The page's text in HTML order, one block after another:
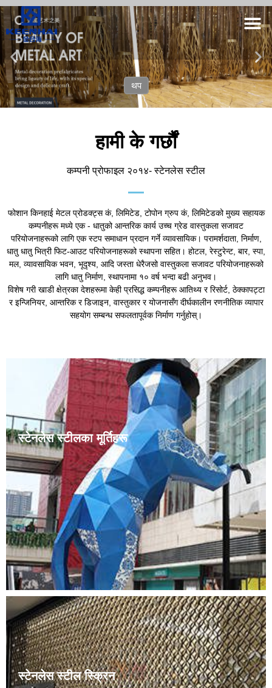
थप
हामी के गर्छौं
कम्पनी प्रोफाइल २०१४- स्टेनलेस स्टील
फोशान किनहाई मेटल प्रोडक्ट्स कं, लिमिटेड, टोपोन ग्रुप कं, लिमिटेडको मुख्य सहायक
कम्पनीहरू मध्ये एक - धातुको आन्तरिक कार्य उच्च ग्रेड वास्तुकला सजावट
परियोजनाहरूको लागि एक स्टप समाधान प्रदान गर्ने व्यावसायिक। परामर्शदाता, निर्माण,
धातु धातु भित्री फिट-आउट परियोजनाहरूको स्थापना सहित। होटल, रेस्टुरेन्ट, बार, स्पा,
मल, व्यावसायिक भवन, भूदृश्य, आदि जस्ता धेरैजसो वास्तुकला सजावट परियोजनाहरूको
लागि धातु निर्माण, स्थापनामा १० वर्ष भन्दा बढी अनुभव।
विशेष गरी खाडी क्षेत्रका देशहरूमा केही प्रसिद्ध कम्पनीहरू आतिथ्य र रिसोर्ट, ठेक्कापट्टा
र इन्जिनियर, आन्तरिक र डिजाइन, वास्तुकार र योजनासँग दीर्घकालीन रणनीतिक व्यापार
सहयोग सम्बन्ध सफलतापूर्वक निर्माण गर्नुहोस्।
स्टेनलेस स्टीलका मूर्तिहरू
स्टेनलेस स्टीलका मूर्तिकलाहरू सामान्य शहरी मूर्तिकलाहरू हुन्।
स्टेनलेस स्टील हावा, बाफ र पानी जस्ता कमजोर संक्षारक माध्यमहरू,
साथै एसिड, क्षार र लवण जस्ता रासायनिक रूपमा संक्षारक
माध्यमहरूद्वारा क्षरण प्रतिरोधी हुन्छ। किनभने स्टेनलेस स्टीलका
मूर्तिकलाहरूमा ......
स्टेनलेस स्टील स्क्रिन